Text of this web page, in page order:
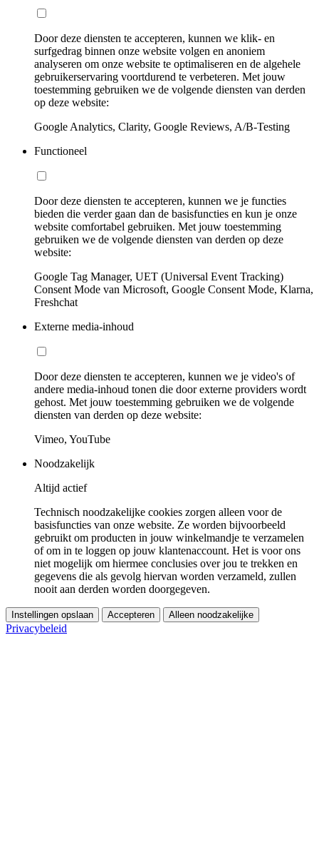
Door deze diensten te accepteren, kunnen we klik- en
surfgedrag binnen onze website volgen en anoniem
analyseren om onze website te optimaliseren en de algehele
gebruikerservaring voortdurend te verbeteren. Met jouw
toestemming gebruiken we de volgende diensten van derden
op deze website:
Google Analytics, Clarity, Google Reviews, A/B-Testing
Functioneel
Door deze diensten te accepteren, kunnen we je functies
bieden die verder gaan dan de basisfuncties en kun je onze
website comfortabel gebruiken. Met jouw toestemming
gebruiken we de volgende diensten van derden op deze
website:
Google Tag Manager, UET (Universal Event Tracking)
Consent Mode van Microsoft, Google Consent Mode, Klarna,
Freshchat
Externe media-inhoud
Door deze diensten te accepteren, kunnen we je video's of
andere media-inhoud tonen die door externe providers wordt
gehost. Met jouw toestemming gebruiken we de volgende
diensten van derden op deze website:
Vimeo, YouTube
Noodzakelijk
Altijd actief
Technisch noodzakelijke cookies zorgen alleen voor de
basisfuncties van onze website. Ze worden bijvoorbeeld
gebruikt om producten in jouw winkelmandje te verzamelen
of om in te loggen op jouw klantenaccount. Het is voor ons
niet mogelijk om hiermee conclusies over jou te trekken en
gegevens die als gevolg hiervan worden verzameld, zullen
nooit aan derden worden doorgegeven.
Instellingen opslaan Accepteren Alleen noodzakelijke
Privacybeleid